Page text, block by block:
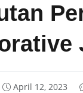
April 12, 2023